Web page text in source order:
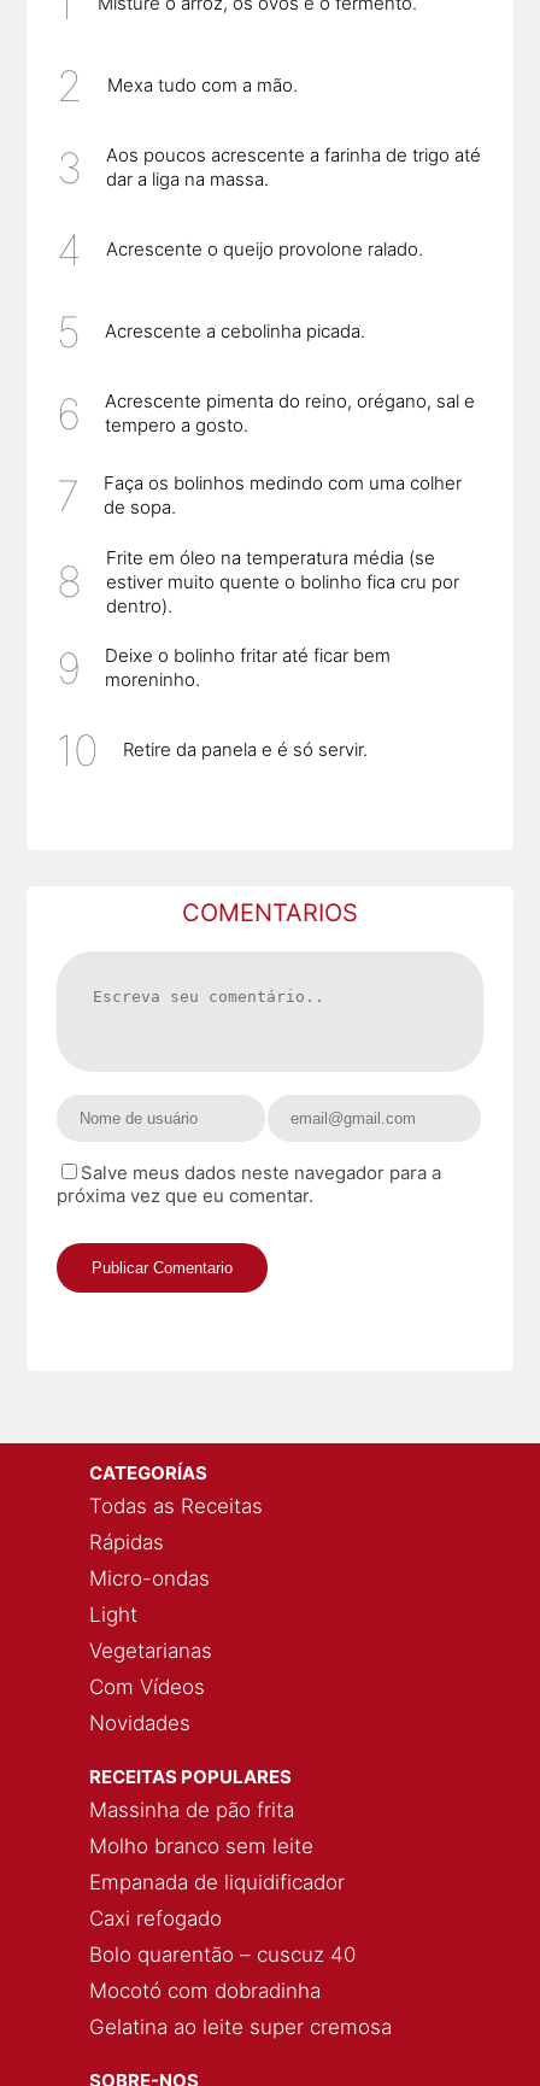
Mexa tudo com a mão.
Aos poucos acrescente a farinha de trigo até
dar a liga na massa.
Acrescente o queijo provolone ralado.
Acrescente a cebolinha picada.
Acrescente pimenta do reino, orégano, sal e
tempero a gosto.
Faça os bolinhos medindo com uma colher
de sopa.
Frite em óleo na temperatura média (se
estiver muito quente o bolinho fica cru por
dentro).
Deixe o bolinho fritar até ficar bem
moreninho.
Retire da panela e é só servir.
COMENTARIOS
Salve meus dados neste navegador para a
próxima vez que eu comentar.
CATEGORÍAS
Todas as Receitas
Rápidas
Micro-ondas
Light
Vegetarianas
Com Vídeos
Novidades
RECEITAS POPULARES
Massinha de pão frita
Molho branco sem leite
Empanada de liquidificador
Caxi refogado
Bolo quarentão – cuscuz 40
Mocotó com dobradinha
Gelatina ao leite super cremosa
SOBRE-NOS